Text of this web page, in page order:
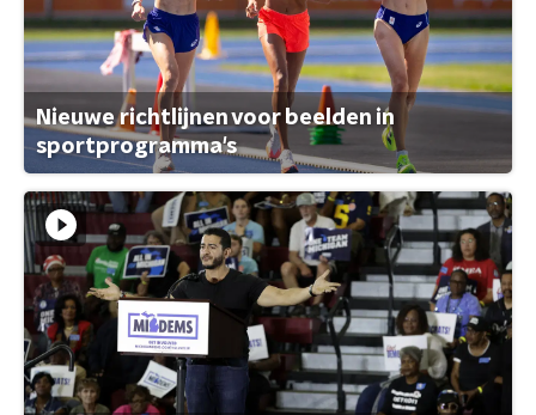
Nieuwe richtlijnen voor beelden in
sportprogramma's